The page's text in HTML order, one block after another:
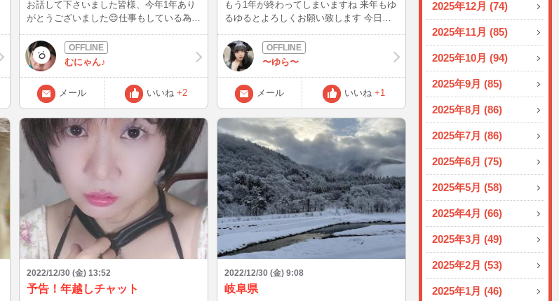
2025年12月 (74)
2025年11月 (85)
2025年10月 (94)
2025年9月 (85)
2025年8月 (86)
2025年7月 (86)
2025年6月 (75)
2025年5月 (58)
2025年4月 (66)
2025年3月 (49)
2025年2月 (53)
2025年1月 (46)
お話して下さいました皆様、今年1年あり
がとうございました😌仕事もしている為、
たのに家庭の都合でログアウトしていてす
れ違いもありました。申し訳ありません
😭そして携帯からなので良く落ちたりも
あったにも関わらず何度も来て頂きまして
本当に感謝です✨✨誹謗中傷も受けました
が、優しい会員様もいらっしゃり励みにな
りました！！来年もよろしくお願いします
😌😌 本日ですが、ログイン出来そうだっ
たらフラっと現れるかもしれません。もし
見かけましたらお話して下さったら嬉しい
です🙂
むにゃん♪
メール いいね +2
もう1年が終わってしまいますね 来年もゆ
るゆるとよろしくお願い致します 今日は
て見てくださいませ お待ちしてます
〜ゆら〜
メール いいね +1
2022/12/30 (金) 13:52
予告！年越しチャット
2022/12/30 (金) 9:08
岐阜県